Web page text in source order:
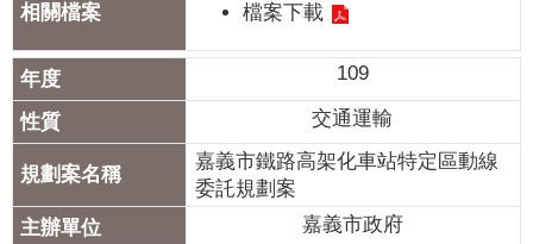
檔案下載
109
交通運輸
嘉義市鐵路高架化車站特定區動線
委託規劃案
嘉義市政府